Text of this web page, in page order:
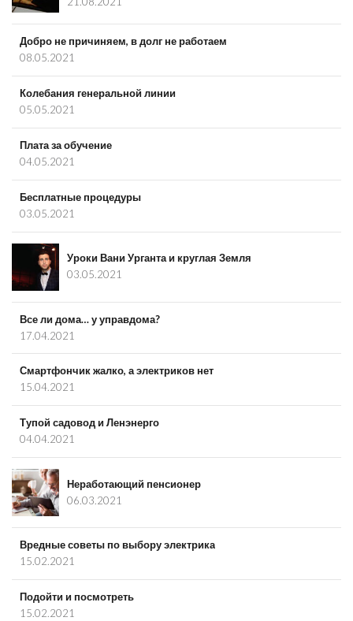
Добро не причиняем, в долг не работаем
08.05.2021
Колебания генеральной линии
05.05.2021
Плата за обучение
04.05.2021
Бесплатные процедуры
03.05.2021
Уроки Вани Урганта и круглая Земля
03.05.2021
Все ли дома… у управдома?
17.04.2021
Смартфончик жалко, а электриков нет
15.04.2021
Тупой садовод и Ленэнерго
04.04.2021
Неработающий пенсионер
06.03.2021
Вредные советы по выбору электрика
15.02.2021
Подойти и посмотреть
15.02.2021